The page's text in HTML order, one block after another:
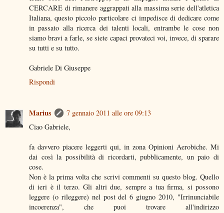
CERCARE di rimanere aggrappati alla massima serie dell'atletica
Italiana, questo piccolo particolare ci impedisce di dedicare come
in passato alla ricerca dei talenti locali, entrambe le cose non
siamo bravi a farle, se siete capaci provateci voi, invece, di sparare
su tutti e su tutto.
Gabriele Di Giuseppe
Rispondi
Marius
7 gennaio 2011 alle ore 09:13
Ciao Gabriele,
fa davvero piacere leggerti qui, in zona Opinioni Aerobiche. Mi
dai così la possibilità di ricordarti, pubblicamente, un paio di
cose.
Non è la prima volta che scrivi commenti su questo blog. Quello
di ieri è il terzo. Gli altri due, sempre a tua firma, si possono
leggere (o rileggere) nel post del 6 giugno 2010, "Irrinunciabile
incoerenza", che puoi trovare all'indirizzo